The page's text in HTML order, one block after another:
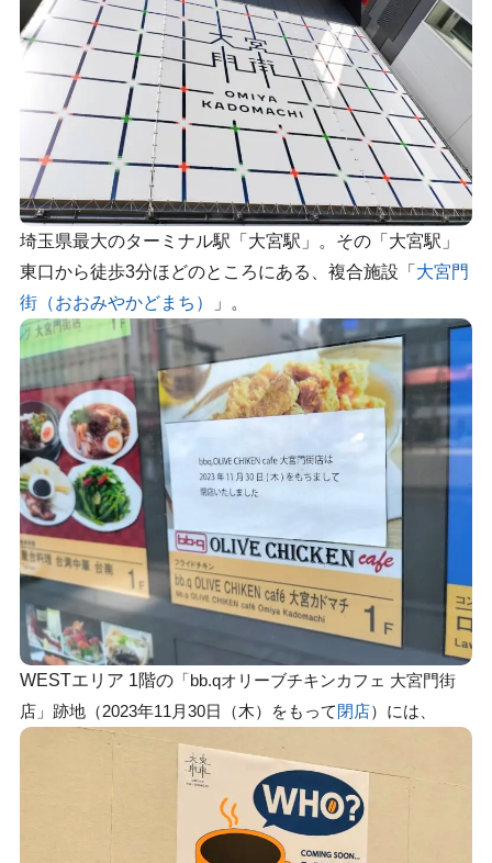
埼玉県最大のターミナル駅「大宮駅」。その「大宮駅」
東口から徒歩3分ほどのところにある、複合施設「 大宮門
街（おおみやかどまち）
」。
WESTエリア 1階の「bb.qオリーブチキンカフェ 大宮門街
店」跡地（2023年11月30日（木）をもって閉店）には、